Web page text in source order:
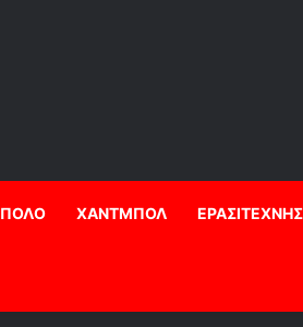
ΠΟΛΟ ΧΑΝΤΜΠΟΛ ΕΡΑΣΙΤΕΧΝΗΣ